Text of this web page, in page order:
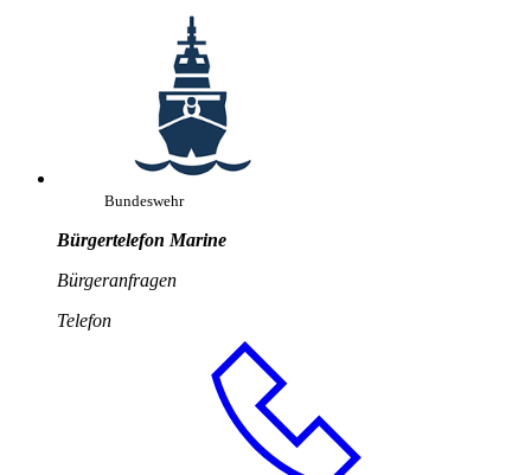
Bundeswehr
Bürgertelefon Marine
Bürgeranfragen
Telefon